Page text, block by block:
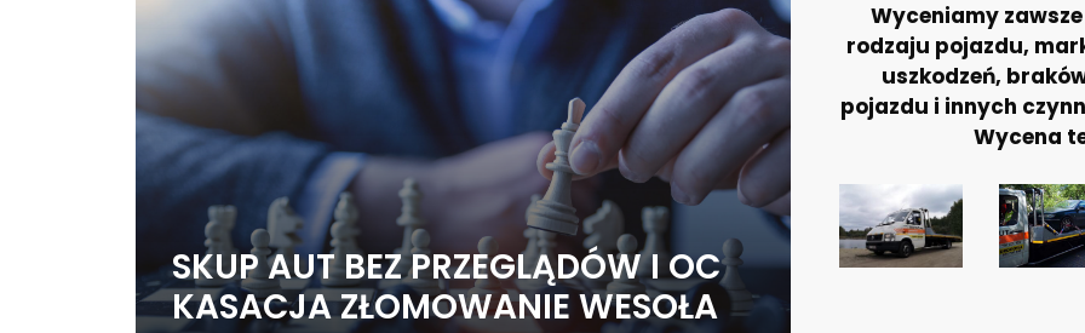
SKUP AUT BEZ PRZEGLĄDÓW I OC
KASACJA ZŁOMOWANIE WESOŁA
Wyceniamy
rodzaju pojazdu,
uszkodzeń,
pojazdu i innych
Wycena